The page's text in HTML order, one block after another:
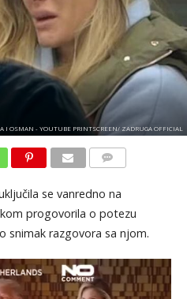
I OSMAN - YOUTUBE PRINTSCREEN/ ZADRUGA OFFICIAL
se vanredno na
progovorila o potezu
snimak razgovora sa njom.